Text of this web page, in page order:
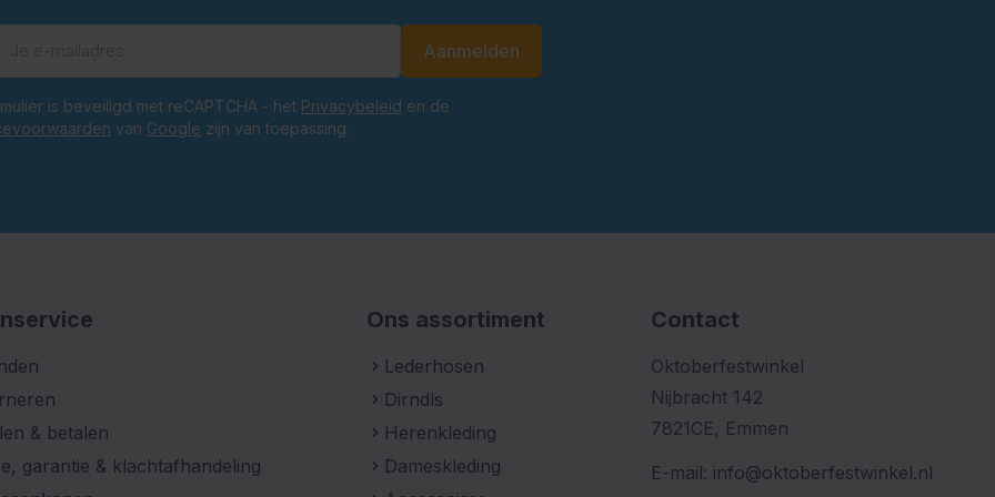
Aanmelden
is beveiligd met reCAPTCHA - het Privacybeleid en de
van Google zijn van toepassing.
& betalen
garantie & klachtafhandeling
Ons assortiment
Lederhosen
Dirndls
Herenkleding
Dameskleding
Contact
Oktoberfestwinkel
Nijbracht 142
7821CE, Emmen
E-mail: info@oktoberfestwinkel.nl